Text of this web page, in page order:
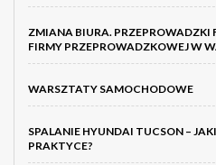
ZMIANA BIURA. PRZEPROWADZKI
FIRMY PRZEPROWADZKOWEJ W
WARSZTATY SAMOCHODOWE
SPALANIE HYUNDAI TUCSON –
PRAKTYCE?